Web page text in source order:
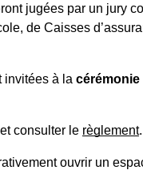
jugées par un jury
de Caisses
invitées à la cérémonie
consulter le règlement.
ouvrir un